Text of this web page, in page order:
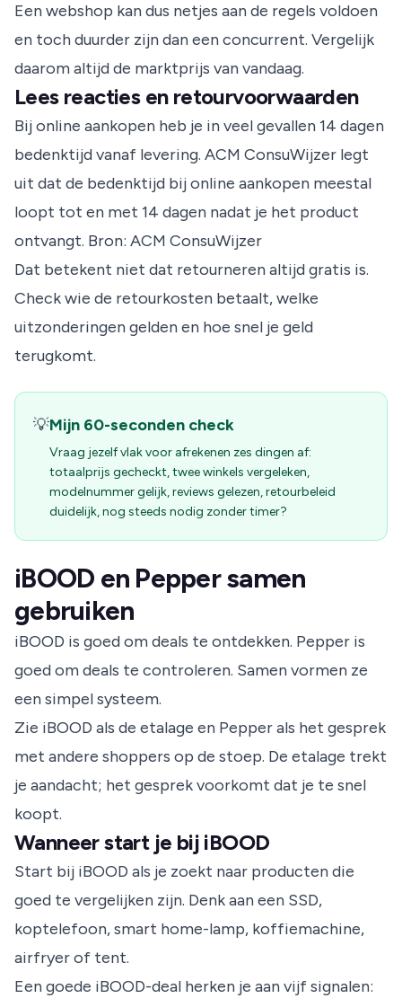
Een webshop kan dus netjes aan de regels voldoen
en toch duurder zijn dan een concurrent. Vergelijk
daarom altijd de marktprijs van vandaag.
Lees reacties en retourvoorwaarden
Bij online aankopen heb je in veel gevallen 14 dagen
bedenktijd vanaf levering. ACM ConsuWijzer legt
uit dat de bedenktijd bij online aankopen meestal
loopt tot en met 14 dagen nadat je het product
ontvangt. Bron: ACM ConsuWijzer
Dat betekent niet dat retourneren altijd gratis is.
Check wie de retourkosten betaalt, welke
uitzonderingen gelden en hoe snel je geld
terugkomt.
💡Mijn 60-seconden check
Vraag jezelf vlak voor afrekenen zes dingen af:
totaalprijs gecheckt, twee winkels vergeleken,
modelnummer gelijk, reviews gelezen, retourbeleid
duidelijk, nog steeds nodig zonder timer?
iBOOD en Pepper samen
gebruiken
iBOOD is goed om deals te ontdekken. Pepper is
goed om deals te controleren. Samen vormen ze
een simpel systeem.
Zie iBOOD als de etalage en Pepper als het gesprek
met andere shoppers op de stoep. De etalage trekt
je aandacht; het gesprek voorkomt dat je te snel
koopt.
Wanneer start je bij iBOOD
Start bij iBOOD als je zoekt naar producten die
goed te vergelijken zijn. Denk aan een SSD,
koptelefoon, smart home-lamp, koffiemachine,
airfryer of tent.
Een goede iBOOD-deal herken je aan vijf signalen: